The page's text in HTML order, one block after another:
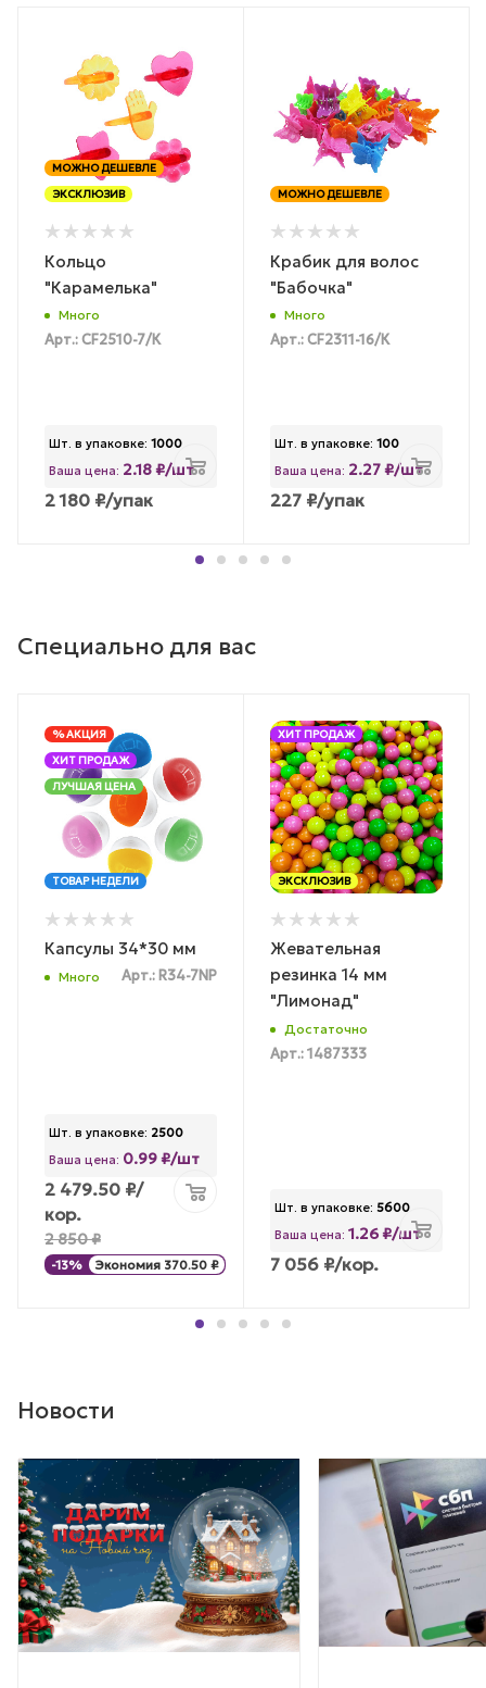
МОЖНО ДЕШЕВЛЕ
ЭКСКЛЮЗИВ
Кольцо
"Карамелька"
Много
Арт.: CF2510-7/К
Шт. в упаковке: 1000
Ваша цена: 2.18 ₽/шт
2 180 ₽/упак
МОЖНО ДЕШЕВЛЕ
Крабик для волос
"Бабочка"
Много
Арт.: CF2311-16/К
Шт. в упаковке: 100
Ваша цена: 2.27 ₽/шт
227 ₽/упак
Специально для вас
% АКЦИЯ
ХИТ ПРОДАЖ
ЛУЧШАЯ ЦЕНА
ТОВАР НЕДЕЛИ
Капсулы 34*30 мм
Много Арт.: R34-7NP
Шт. в упаковке: 2500
Ваша цена: 0.99 ₽/шт
2 479.50 ₽/
кор.
2 850₽
-13% Экономия 370.50 ₽
ХИТ ПРОДАЖ
ЭКСКЛЮЗИВ
Жевательная
резинка 14 мм
"Лимонад"
Достаточно
Арт.: 1487333
Шт. в упаковке: 5600
Ваша цена: 1.26 ₽/шт
7 056 ₽/кор.
Новости